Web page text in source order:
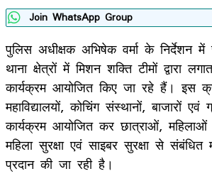
Join WhatsApp Group
पुलिस अधीक्षक अभिषेक वर्मा के
थाना क्षेत्रों में मिशन शक्ति टीमों द्वारा
कार्यक्रम आयोजित किए जा रहे हैं। इस
महाविद्यालयों, कोचिंग संस्थानों, बाजारों
कार्यक्रम आयोजित कर छात्राओं,
महिला सुरक्षा एवं साइबर सुरक्षा से संबंधित
प्रदान की जा रही है।